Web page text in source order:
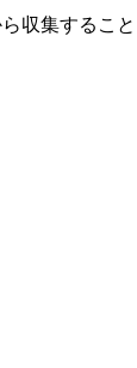
収集すること